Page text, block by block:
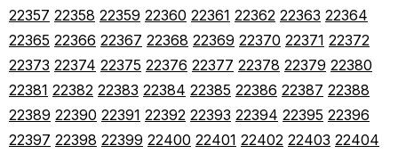
22357 22358 22359 22360 22361 22362 22363 22364
22365 22366 22367 22368 22369 22370 22371 22372
22373 22374 22375 22376 22377 22378 22379 22380
22381 22382 22383 22384 22385 22386 22387 22388
22389 22390 22391 22392 22393 22394 22395 22396
22397 22398 22399 22400 22401 22402 22403 22404